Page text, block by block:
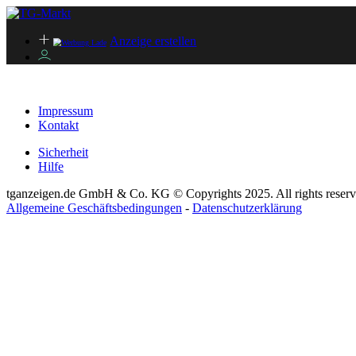
Anzeige erstellen
Impressum
Kontakt
Sicherheit
Hilfe
tganzeigen.de GmbH & Co. KG © Copyrights 2025. All rights
Allgemeine Geschäftsbedingungen - Datenschutzerklärung